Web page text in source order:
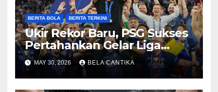
BERITA BOLA BERITA TERKINI
Ukir Rekor Baru, PSG Sukses
Pertahankan Gelar Liga
Champions
MAY 30, 2026 BELA CANTIKA